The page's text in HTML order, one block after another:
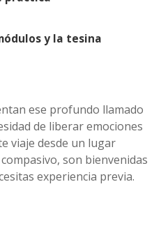
y la tesina
ese profundo llamado
de liberar emociones
viaje desde un lugar
son bienvenidas
experiencia previa.